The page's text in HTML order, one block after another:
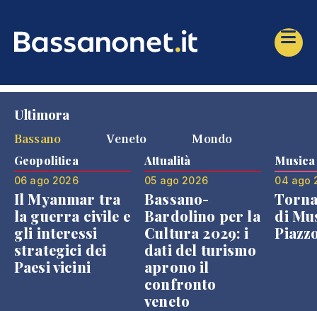
Ultimora
Bassano
Veneto Mondo
Geopolitica
06 ago 2026
Il Myanmar tra
la guerra civile e
gli interessi
strategici dei
Paesi vicini
Attualità
05 ago 2026
Bassano-
Bardolino per la
Cultura 2029: i
dati del turismo
aprono il
confronto
veneto
Musica
04 ago
di